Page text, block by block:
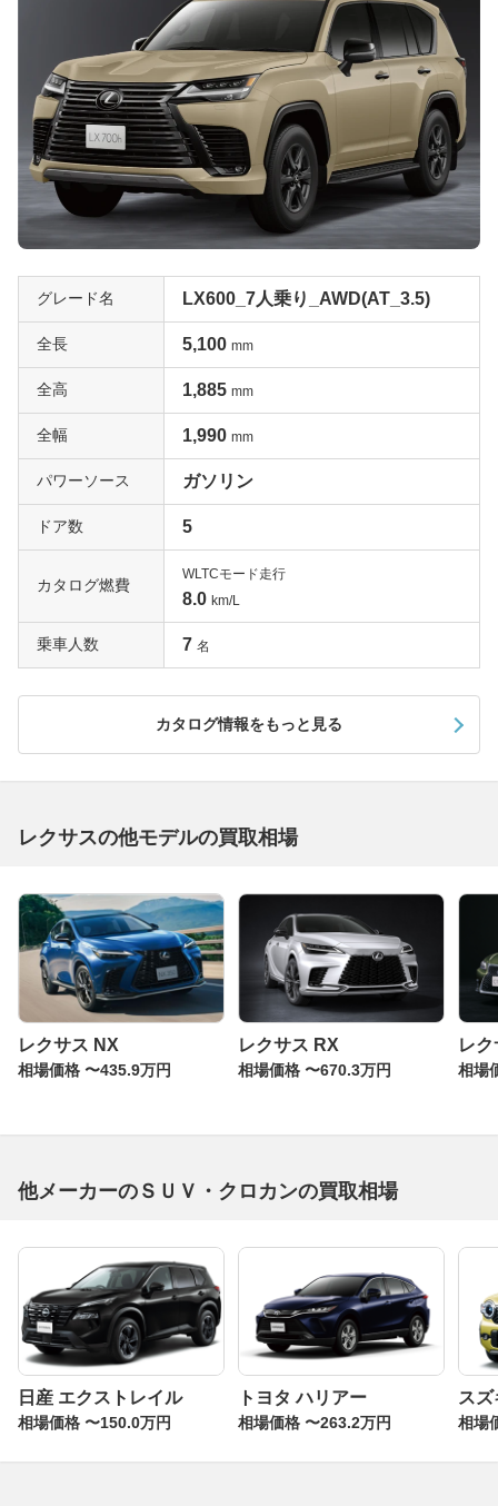
グレード名 LX600_7人乗り_AWD(AT_3.5)
全長 5,100 mm
全高 1,885 mm
全幅 1,990 mm
パワーソース ガソリン
ドア数 5
カタログ燃費
WLTCモード走行
8.0 km/L
乗車人数 7 名
カタログ情報をもっと見る
レクサスの他モデルの買取相場
レクサス NX
相場価格 〜435.9万円
レクサス RX
相場価格 〜670.3万円
レ
相場
他メーカーのＳＵＶ・クロカンの買取相場
日産 エクストレイル
相場価格 〜150.0万円
トヨタ ハリアー
相場価格 〜263.2万円
ス
相場